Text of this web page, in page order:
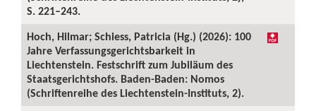
S. 221–243.
Hoch, Hilmar; Schiess, Patricia (Hg.) (2026): 100
Jahre Verfassungsgerichtsbarkeit in
Liechtenstein. Festschrift zum Jubiläum des
Staatsgerichtshofs. Baden-Baden: Nomos
(Schriftenreihe des Liechtenstein-Instituts, 2).